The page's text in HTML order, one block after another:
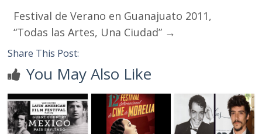
Festival de Verano en Guanajuato 2011,
“Todas las Artes, Una Ciudad” →
Share This Post:
You May Also Like